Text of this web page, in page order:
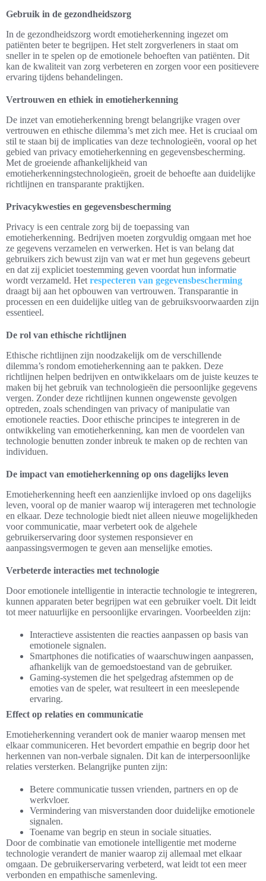
Gebruik in de gezondheidszorg
In de gezondheidszorg wordt emotieherkenning ingezet om
patiënten beter te begrijpen. Het stelt zorgverleners in staat om
sneller in te spelen op de emotionele behoeften van patiënten. Dit
kan de kwaliteit van zorg verbeteren en zorgen voor een positievere
ervaring tijdens behandelingen.
Vertrouwen en ethiek in emotieherkenning
De inzet van emotieherkenning brengt belangrijke vragen over
vertrouwen en ethische dilemma’s met zich mee. Het is cruciaal om
stil te staan bij de implicaties van deze technologieën, vooral op het
gebied van privacy emotieherkenning en gegevensbescherming.
Met de groeiende afhankelijkheid van
emotieherkenningstechnologieën, groeit de behoefte aan duidelijke
richtlijnen en transparante praktijken.
Privacykwesties en gegevensbescherming
Privacy is een centrale zorg bij de toepassing van
emotieherkenning. Bedrijven moeten zorgvuldig omgaan met hoe
ze gegevens verzamelen en verwerken. Het is van belang dat
gebruikers zich bewust zijn van wat er met hun gegevens gebeurt
en dat zij expliciet toestemming geven voordat hun informatie
wordt verzameld. Het respecteren van gegevensbescherming
draagt bij aan het opbouwen van vertrouwen. Transparantie in
processen en een duidelijke uitleg van de gebruiksvoorwaarden zijn
essentieel.
De rol van ethische richtlijnen
Ethische richtlijnen zijn noodzakelijk om de verschillende
dilemma’s rondom emotieherkenning aan te pakken. Deze
richtlijnen helpen bedrijven en ontwikkelaars om de juiste keuzes te
maken bij het gebruik van technologieën die persoonlijke gegevens
vergen. Zonder deze richtlijnen kunnen ongewenste gevolgen
optreden, zoals schendingen van privacy of manipulatie van
emotionele reacties. Door ethische principes te integreren in de
ontwikkeling van emotieherkenning, kan men de voordelen van
technologie benutten zonder inbreuk te maken op de rechten van
individuen.
De impact van emotieherkenning op ons dagelijks leven
Emotieherkenning heeft een aanzienlijke invloed op ons dagelijks
leven, vooral op de manier waarop wij interageren met technologie
en elkaar. Deze technologie biedt niet alleen nieuwe mogelijkheden
voor communicatie, maar verbetert ook de algehele
gebruikerservaring door systemen responsiever en
aanpassingsvermogen te geven aan menselijke emoties.
Verbeterde interacties met technologie
Door emotionele intelligentie in interactie technologie te integreren,
kunnen apparaten beter begrijpen wat een gebruiker voelt. Dit leidt
tot meer natuurlijke en persoonlijke ervaringen. Voorbeelden zijn:
Interactieve assistenten die reacties aanpassen op basis van
emotionele signalen.
Smartphones die notificaties of waarschuwingen aanpassen,
afhankelijk van de gemoedstoestand van de gebruiker.
Gaming-systemen die het spelgedrag afstemmen op de
emoties van de speler, wat resulteert in een meeslepende
ervaring.
Effect op relaties en communicatie
Emotieherkenning verandert ook de manier waarop mensen met
elkaar communiceren. Het bevordert empathie en begrip door het
herkennen van non-verbale signalen. Dit kan de interpersoonlijke
relaties versterken. Belangrijke punten zijn:
Betere communicatie tussen vrienden, partners en op de
werkvloer.
Vermindering van misverstanden door duidelijke emotionele
signalen.
Toename van begrip en steun in sociale situaties.
Door de combinatie van emotionele intelligentie met moderne
technologie verandert de manier waarop zij allemaal met elkaar
omgaan. De gebruikerservaring verbeterd, wat leidt tot een meer
verbonden en empathische samenleving.